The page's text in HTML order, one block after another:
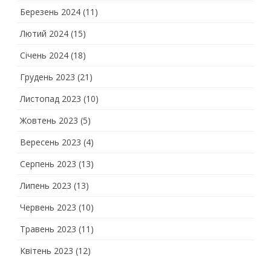
Березень 2024 (11)
Лютий 2024 (15)
Січень 2024 (18)
Грудень 2023 (21)
Листопад 2023 (10)
Жовтень 2023 (5)
Вересень 2023 (4)
Серпень 2023 (13)
Липень 2023 (13)
Червень 2023 (10)
Травень 2023 (11)
Квітень 2023 (12)